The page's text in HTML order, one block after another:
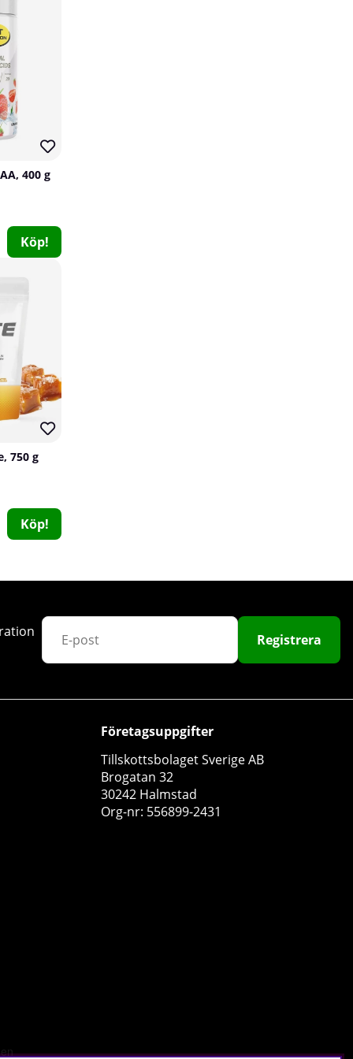
400 g
Köp!
750 g
Köp!
Registrera
Företagsuppgifter
Tillskottsbolaget Sverige AB
Brogatan 32
30242 Halmstad
Org-nr: 556899-2431